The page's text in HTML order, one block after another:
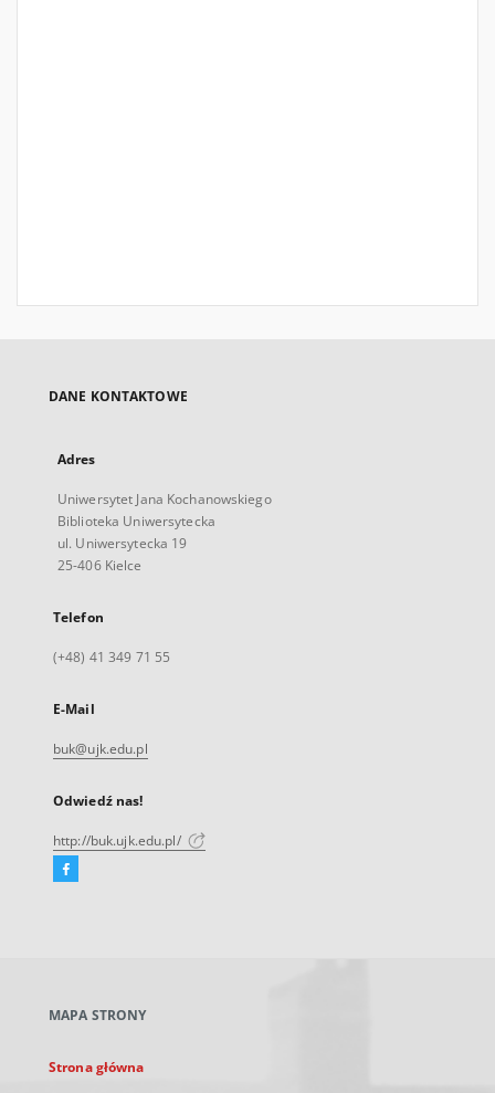
DANE KONTAKTOWE
Adres
Uniwersytet Jana Kochanowskiego
Biblioteka Uniwersytecka
ul. Uniwersytecka 19
25-406 Kielce
Telefon
(+48) 41 349 71 55
E-Mail
buk@ujk.edu.pl
Odwiedź nas!
http://buk.ujk.edu.pl/
Facebook
karcie
MAPA STRONY
Strona główna